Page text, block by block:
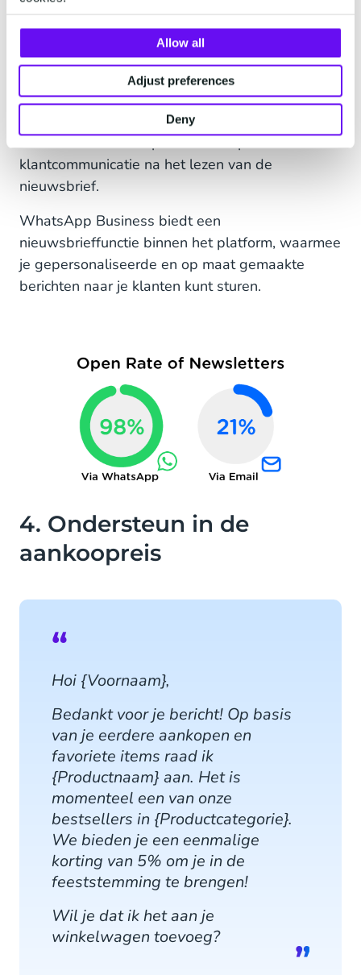
Allow all
Adjust preferences
Deny
tekst in een al overvolle inbox, terwijl
nieuwsbrieven via conversationele kanalen meer
lijken op een stroom van korte berichten (zoals
een gesprek). Klanten kunnen op knoppen
klikken of suggesties beantwoorden in de
nieuwsbrief, wat een interactieve ervaring
creëert en de deur opent voor diepere
klantcommunicatie na het lezen van de
nieuwsbrief.
WhatsApp Business biedt een
nieuwsbrieffunctie binnen het platform, waarmee
je gepersonaliseerde en op maat gemaakte
berichten naar je klanten kunt sturen.
4. Ondersteun in de
aankoopreis
Hoi {Voornaam},
Bedankt voor je bericht! Op basis
van je eerdere aankopen en
favoriete items raad ik
{Productnaam} aan. Het is
momenteel een van onze
bestsellers in {Productcategorie}.
We bieden je een eenmalige
korting van 5% om je in de
feeststemming te brengen!
Wil je dat ik het aan je
winkelwagen toevoeg?